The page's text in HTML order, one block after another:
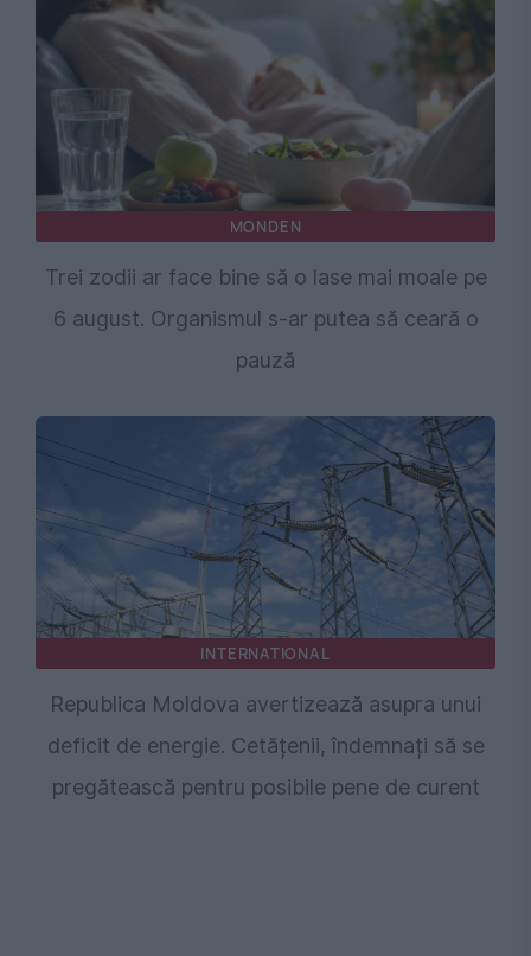
MONDEN
Trei zodii ar face bine să o lase mai moale pe
6 august. Organismul s-ar putea să ceară o
pauză
INTERNATIONAL
Republica Moldova avertizează asupra unui
deficit de energie. Cetățenii, îndemnați să se
pregătească pentru posibile pene de curent